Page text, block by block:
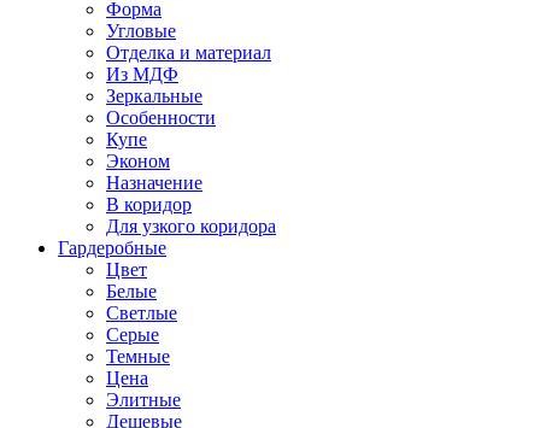
Форма
Угловые
Отделка и материал
Из МДФ
Зеркальные
Особенности
Купе
Эконом
Назначение
В коридор
Для узкого коридора
Гардеробные
Цвет
Белые
Светлые
Серые
Темные
Цена
Элитные
Дешевые